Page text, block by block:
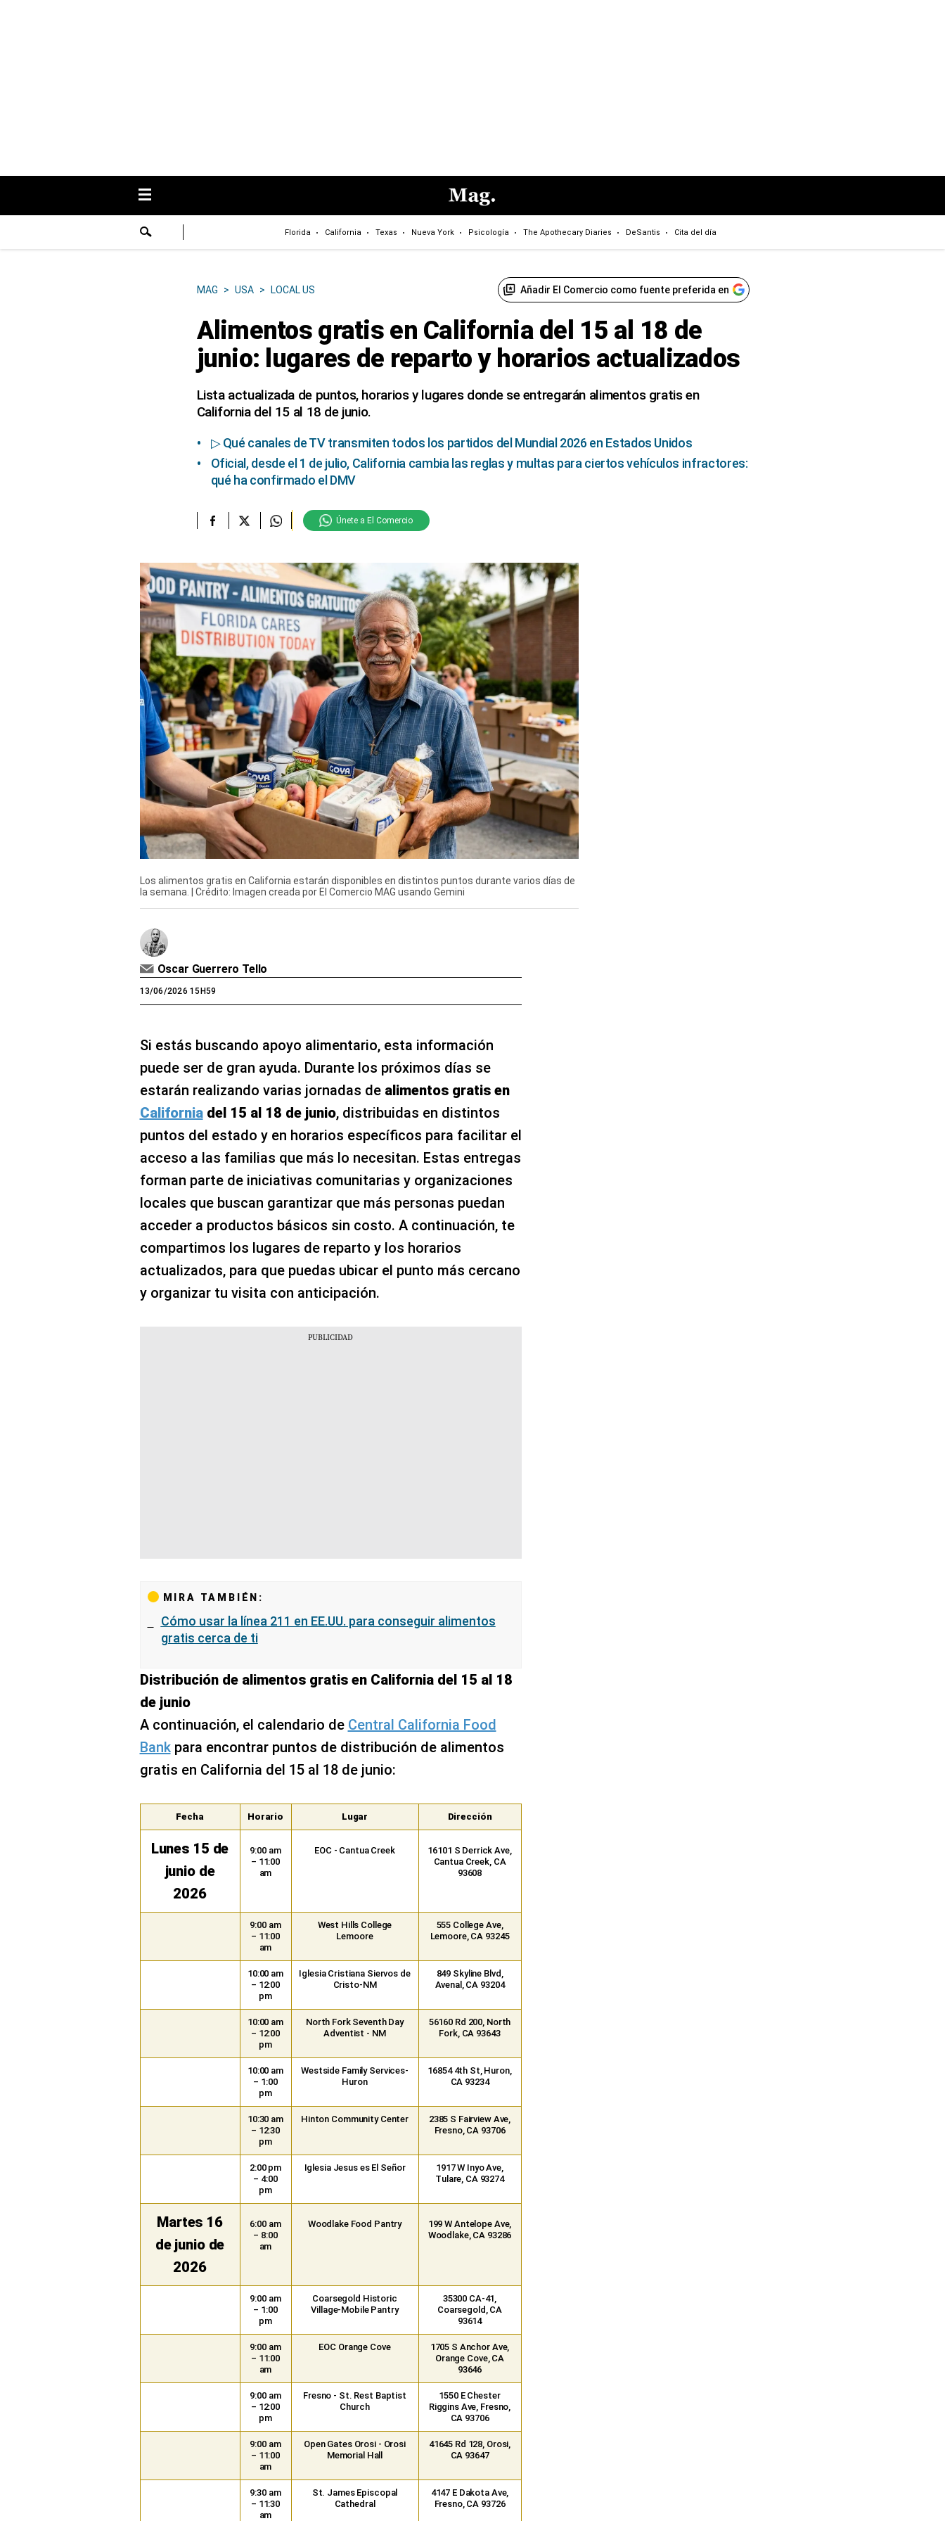
Florida California Texas Nueva York Psicología The Apothecary Diaries DeSantis Cita del día
MAG > USA > LOCAL US Añadir El Comercio como fuente preferida en
Alimentos gratis en California del 15 al 18 de
junio: lugares de reparto y horarios actualizados
Lista actualizada de puntos, horarios y lugares donde se entregarán alimentos gratis en
California del 15 al 18 de junio.
▷ Qué canales de TV transmiten todos los partidos del Mundial 2026 en Estados Unidos
Oficial, desde el 1 de julio, California cambia las reglas y multas para ciertos vehículos infractores:
qué ha confirmado el DMV
Únete a El Comercio
Los alimentos gratis en California estarán disponibles en distintos puntos durante varios días de
la semana. | Crédito: Imagen creada por El Comercio MAG usando Gemini
Oscar Guerrero Tello
13/06/2026 15H59
Si estás buscando apoyo alimentario, esta información
puede ser de gran ayuda. Durante los próximos días se
estarán realizando varias jornadas de alimentos gratis en
Californiadel 15 al 18 de junio, distribuidas en distintos
puntos del estado y en horarios específicos para facilitar el
acceso a las familias que más lo necesitan. Estas entregas
forman parte de iniciativas comunitarias y organizaciones
locales que buscan garantizar que más personas puedan
acceder a productos básicos sin costo. A continuación, te
compartimos los lugares de reparto y los horarios
actualizados, para que puedas ubicar el punto más cercano
y organizar tu visita con anticipación.
MIRA TAMBIÉN:
Cómo usar la línea 211 en EE.UU. para conseguir alimentos
gratis cerca de ti
Distribución de alimentos gratis en California del 15 al 18
de junio
A continuación, el calendario de Central California Food
Bankpara encontrar puntos de distribución de alimentos
gratis en California del 15 al 18 de junio:
Fecha Horario Lugar Dirección
Lunes 15 de
junio de
2026
9:00 am
– 11:00
am
EOC - Cantua Creek
16101 S Derrick Ave,
Cantua Creek, CA
93608
9:00 am
– 11:00
am
West Hills College
Lemoore
555 College Ave,
Lemoore, CA 93245
10:00 am
– 12:00
pm
Iglesia Cristiana Siervos de
Cristo-NM
849 Skyline Blvd,
Avenal, CA 93204
10:00 am
– 12:00
pm
North Fork Seventh Day
Adventist - NM
56160 Rd 200, North
Fork, CA 93643
10:00 am
– 1:00
pm
Westside Family Services-
Huron
16854 4th St, Huron,
CA 93234
10:30 am
– 12:30
pm
Hinton Community Center
2385 S Fairview Ave,
Fresno, CA 93706
2:00 pm
– 4:00
pm
Iglesia Jesus es El Señor
1917 W Inyo Ave,
Tulare, CA 93274
Martes 16
de junio de
2026
6:00 am
– 8:00
am
Woodlake Food Pantry
199 W Antelope Ave,
Woodlake, CA 93286
9:00 am
– 1:00
pm
Coarsegold Historic
Village-Mobile Pantry
35300 CA-41,
Coarsegold, CA
93614
9:00 am
– 11:00
am
EOC Orange Cove
1705 S Anchor Ave,
Orange Cove, CA
93646
9:00 am
– 12:00
pm
Fresno - St. Rest Baptist
Church
1550 E Chester
Riggins Ave, Fresno,
CA 93706
9:00 am
– 11:00
am
Open Gates Orosi - Orosi
Memorial Hall
41645 Rd 128, Orosi,
CA 93647
9:30 am
– 11:30
am
St. James Episcopal
Cathedral
4147 E Dakota Ave,
Fresno, CA 93726